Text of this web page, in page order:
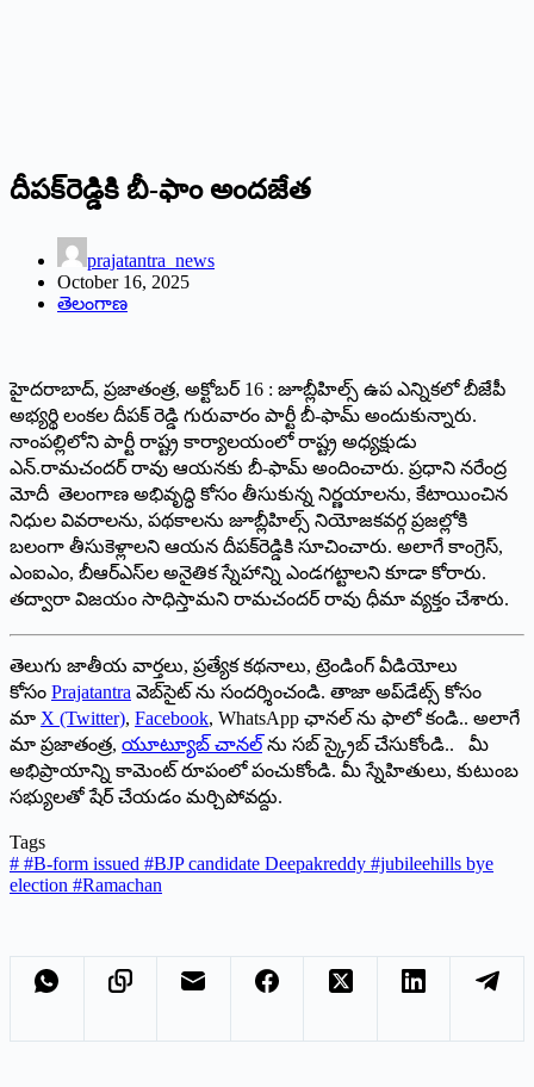
దీపక్‌రెడ్డికి బీ-ఫాం అందజేత
prajatantra_news
October 16, 2025
తెలంగాణ
హైదరాబాద్‌, ప్రజాతంత్ర, అక్టోబర్‌ 16 : జూబ్లీహిల్స్‌ ఉప ఎన్నికలో బీజేపీ
అభ్యర్థి లంకల దీపక్‌ రెడ్డి గురువారం పార్టీ బీ-ఫామ్‌ అందుకున్నారు.
నాంపల్లిలోని పార్టీ రాష్ట్ర కార్యాలయంలో రాష్ట్ర అధ్యక్షుడు
ఎన్‌.రామచందర్‌ రావు ఆయనకు బీ-ఫామ్‌ అందించారు. ప్రధాని నరేంద్ర
మోదీ తెలంగాణ అభివృద్ధి కోసం తీసుకున్న నిర్ణయాలను, కేటాయించిన
నిధుల వివరాలను, ప‌థ‌కాల‌ను జూబ్లీహిల్స్ నియోజ‌క‌వ‌ర్గ‌ ప్రజల్లోకి
బలంగా తీసుకెళ్లాలని ఆయన దీపక్‌రెడ్డికి సూచించారు. అలాగే కాంగ్రెస్‌,
ఎంఐఎం, బీఆర్‌ఎస్‌ల అనైతిక స్నేహాన్ని ఎండగట్టాలని కూడా కోరారు.
తద్వారా విజయం సాధిస్తామని రామచందర్‌ రావు ధీమా వ్యక్తం చేశారు.
తెలుగు జాతీయ వార్తలు, ప్రత్యేక కథనాలు, ట్రెండింగ్ వీడియోలు
కోసం Prajatantra వెబ్‌సైట్ ను సందర్శించండి. తాజా అప్‌డేట్స్ కోసం
మా X (Twitter), Facebook, WhatsApp ఛానల్ ను ఫాలో కండి.. అలాగే
మా ప్రజాతంత్ర, యూట్యూబ్ చానల్ ను సబ్ స్క్రైబ్ చేసుకోండి.. మీ
అభిప్రాయాన్ని కామెంట్ రూపంలో పంచుకోండి. మీ స్నేహితులు, కుటుంబ
సభ్యులతో షేర్ చేయడం మర్చిపోవద్దు.
Tags
# #B-form issued #BJP candidate Deepakreddy #jubileehills bye
election #Ramachan